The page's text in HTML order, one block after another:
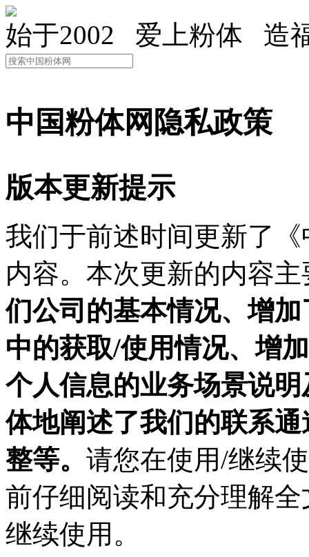
始于2002 爱上粉体 造
中国粉体网隐私政策
版本更新提示
我们于前述时间更新了
内容。本次更新的内容
们公司的基本情况、增
中的获取/使用情况、增
个人信息的业务场景说
体地阐述了我们的联系
整等。 请您在使用/继续
前仔细阅读和充分理解
继续使用。